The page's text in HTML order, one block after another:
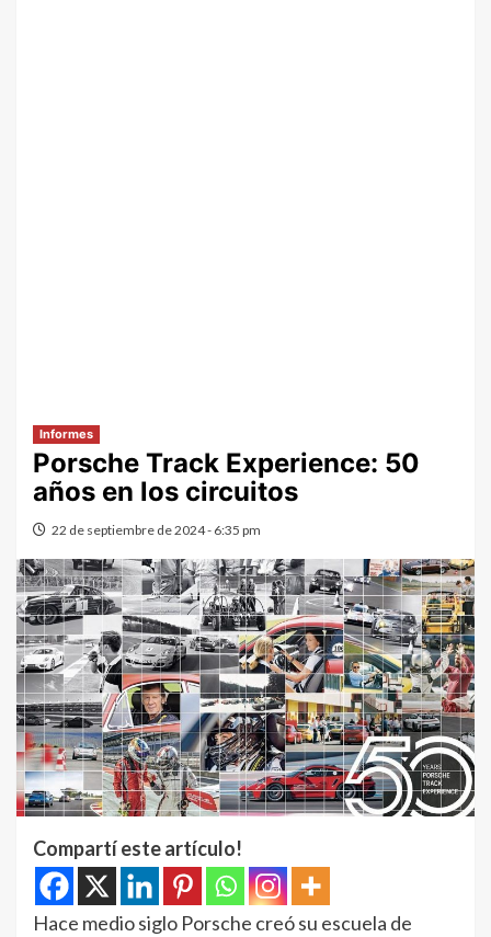
Informes
Porsche Track Experience: 50
años en los circuitos
22 de septiembre de 2024 - 6:35 pm
Compartí este artículo!
Hace medio siglo Porsche creó su escuela de